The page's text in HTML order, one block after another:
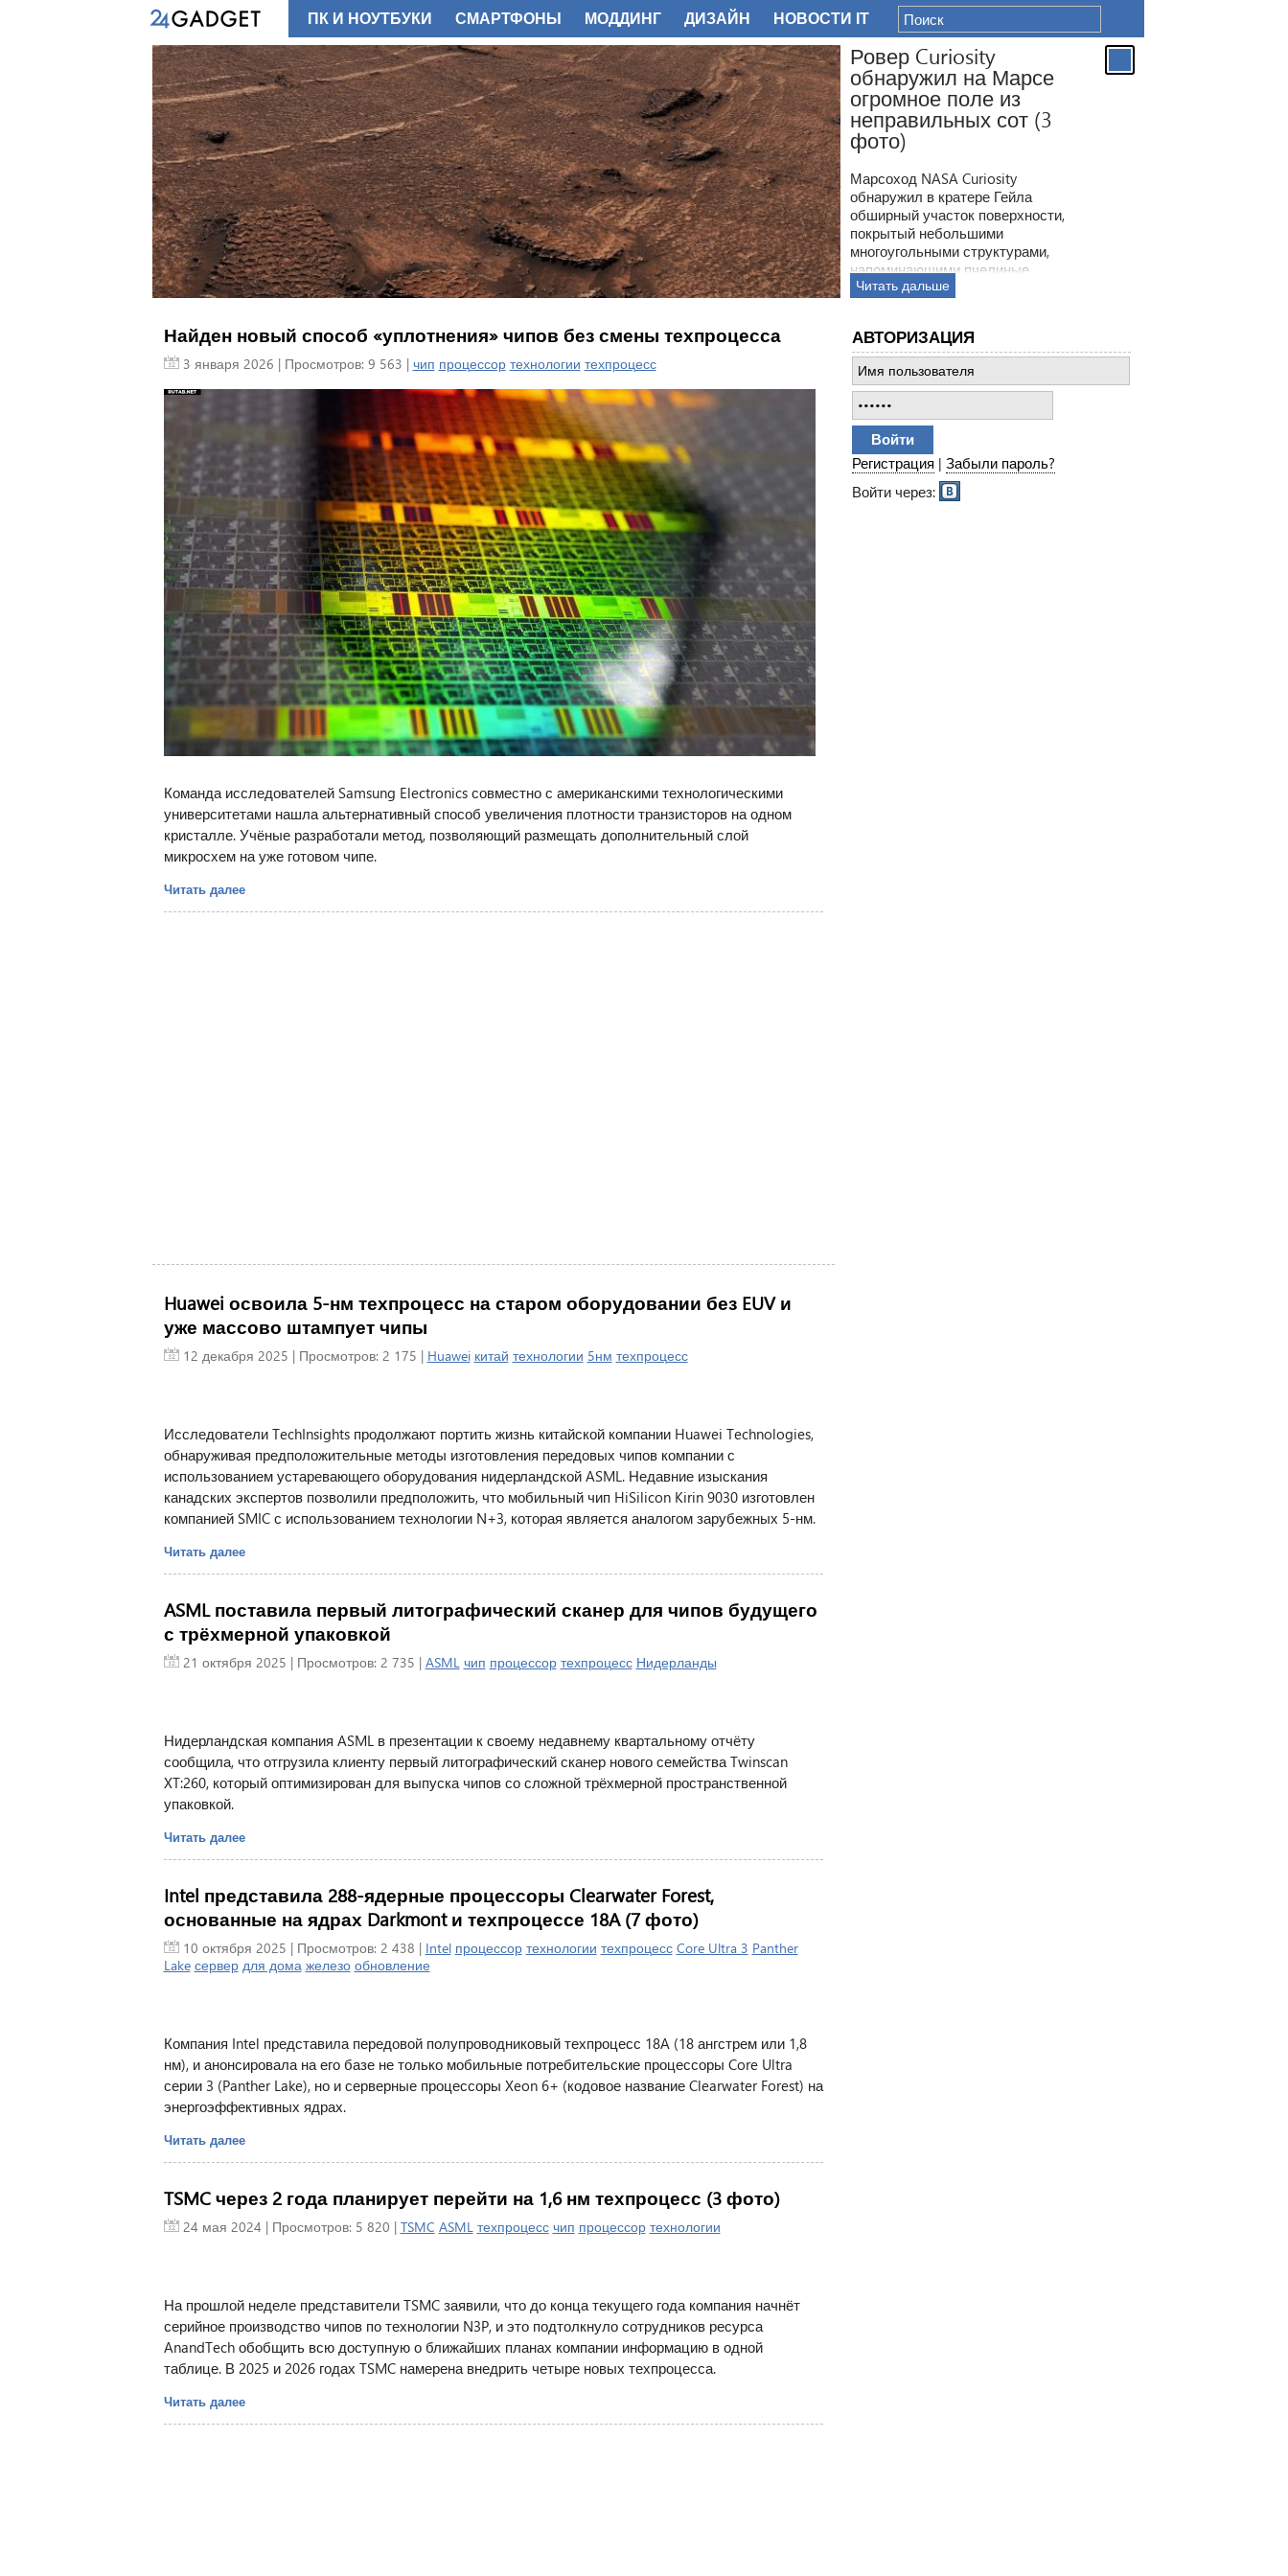
Ровер Curiosity
обнаружил на Марсе
огромное поле из
неправильных сот (3
фото)
Марсоход NASA Curiosity
обнаружил в кратере Гейла
обширный участок поверхности,
покрытый небольшими
многоугольными структурами,
напоминающими пчелиные
соты. Ранее ровер находил
затмила все предыдущее такие
открытия.
Читать дальше
Найден новый способ «уплотнения» чипов без смены техпроцесса
3 января 2026 | Просмотров: 9 563 | чип процессор технологии техпроцесс
Команда исследователей Samsung Electronics совместно с американскими технологическими
университетами нашла альтернативный способ увеличения плотности транзисторов на одном
кристалле. Учёные разработали метод, позволяющий размещать дополнительный слой
микросхем на уже готовом чипе.
Читать далее
Huawei освоила 5-нм техпроцесс на старом оборудовании без EUV и
уже массово штампует чипы
12 декабря 2025 | Просмотров: 2 175 | Huawei китай технологии 5нм техпроцесс
Исследователи TechInsights продолжают портить жизнь китайской компании Huawei Technologies,
обнаруживая предположительные методы изготовления передовых чипов компании с
использованием устаревающего оборудования нидерландской ASML. Недавние изыскания
канадских экспертов позволили предположить, что мобильный чип HiSilicon Kirin 9030 изготовлен
компанией SMIC с использованием технологии N+3, которая является аналогом зарубежных 5-нм.
Читать далее
ASML поставила первый литографический сканер для чипов будущего
с трёхмерной упаковкой
21 октября 2025 | Просмотров: 2 735 | ASML чип процессор техпроцесс Нидерланды
Нидерландская компания ASML в презентации к своему недавнему квартальному отчёту
сообщила, что отгрузила клиенту первый литографический сканер нового семейства Twinscan
XT:260, который оптимизирован для выпуска чипов со сложной трёхмерной пространственной
упаковкой.
Читать далее
Intel представила 288-ядерные процессоры Clearwater Forest,
основанные на ядрах Darkmont и техпроцессе 18A (7 фото)
10 октября 2025 | Просмотров: 2 438 | Intel процессор технологии техпроцесс Core Ultra 3 Panther
Lake сервер для дома железо обновление
Компания Intel представила передовой полупроводниковый техпроцесс 18A (18 ангстрем или 1,8
нм), и анонсировала на его базе не только мобильные потребительские процессоры Core Ultra
серии 3 (Panther Lake), но и серверные процессоры Xeon 6+ (кодовое название Clearwater Forest) на
энергоэффективных ядрах.
Читать далее
TSMC через 2 года планирует перейти на 1,6 нм техпроцесс (3 фото)
24 мая 2024 | Просмотров: 5 820 | TSMC ASML техпроцесс чип процессор технологии
На прошлой неделе представители TSMC заявили, что до конца текущего года компания начнёт
серийное производство чипов по технологии N3P, и это подтолкнуло сотрудников ресурса
AnandTech обобщить всю доступную о ближайших планах компании информацию в одной
таблице. В 2025 и 2026 годах TSMC намерена внедрить четыре новых техпроцесса.
Читать далее
АВТОРИЗАЦИЯ
Регистрация | Забыли пароль?
Войти через:
ПК И НОУТБУКИ СМАРТФОНЫ МОДДИНГ ДИЗАЙН НОВОСТИ IT
ФОТО